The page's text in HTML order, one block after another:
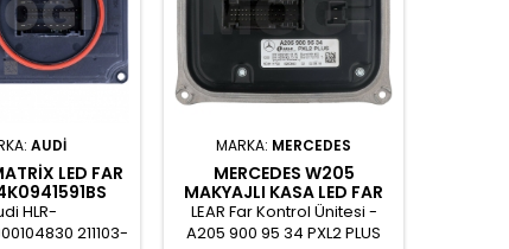
AUDI
LED FAR
HLR-
211103-
MARKA: MERCEDES
MERCEDES W205
MAKYAJLI KASA LED FAR
BEYNI PXL2 PLUS
A2059009534
LEAR Far Kontrol Ünitesi -
A205 900 95 34 PXL2 PLUS